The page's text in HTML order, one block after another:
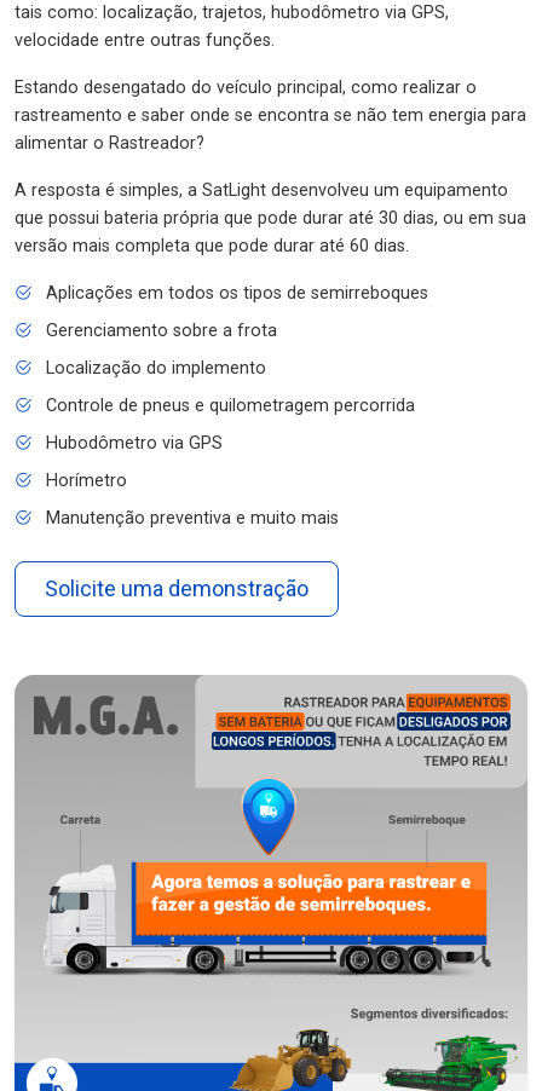
tais como: localização, trajetos, hubodômetro via GPS,
velocidade entre outras funções.
Estando desengatado do veículo principal, como realizar o
rastreamento e saber onde se encontra se não tem energia para
alimentar o Rastreador?
A resposta é simples, a SatLight desenvolveu um equipamento
que possui bateria própria que pode durar até 30 dias, ou em sua
versão mais completa que pode durar até 60 dias.
Aplicações em todos os tipos de semirreboques
Gerenciamento sobre a frota
Localização do implemento
Controle de pneus e quilometragem percorrida
Hubodômetro via GPS
Horímetro
Manutenção preventiva e muito mais
Solicite uma demonstração